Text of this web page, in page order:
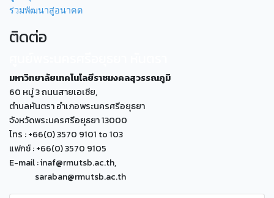
ร่วมพัฒนาสู่อนาคต
ติดต่อ
มหาวิทยาลัยเทคโนโลยีราชมงคลสุวรรณภูมิ
60 หมู่ 3 ถนนสายเอเซีย,
ตำบลหันตรา อำเภอพระนครศรีอยุธยา
จังหวัดพระนครศรีอยุธยา 13000
โทร : +66(0) 3570 9101 to 103
แฟกซ์ : +66(0) 3570 9105
E-mail : inaf@rmutsb.ac.th,
saraban@rmutsb.ac.th